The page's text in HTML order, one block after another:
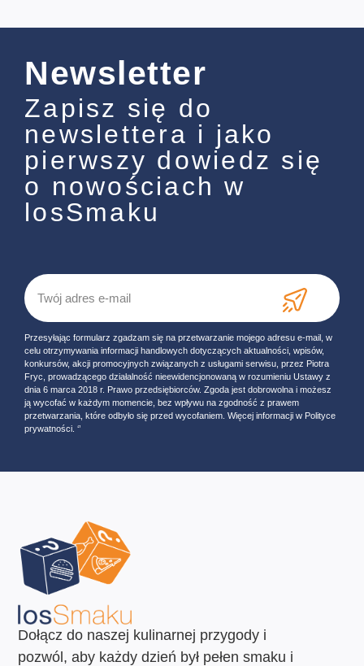
Newsletter
Zapisz się do
newslettera i jako
pierwszy dowiedz się
o nowościach w
losSmaku
Przesyłając formularz zgadzam się na przetwarzanie mojego adresu e-mail, w
celu otrzymywania informacji handlowych dotyczących aktualności, wpisów,
konkursów, akcji promocyjnych związanych z usługami serwisu, przez Piotra
Fryc, prowadzącego działalność nieewidencjonowaną w rozumieniu Ustawy z
dnia 6 marca 2018 r. Prawo przedsiębiorców. Zgoda jest dobrowolna i możesz
ją wycofać w każdym momencie, bez wpływu na zgodność z prawem
przetwarzania, które odbyło się przed wycofaniem. Więcej informacji w Polityce
prywatności. ‘’
Dołącz do naszej kulinarnej przygody i
pozwól, aby każdy dzień był pełen smaku i